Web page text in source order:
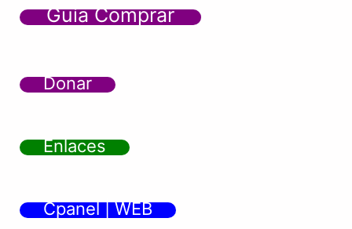
Guía Comprar
Donar
Enlaces
Cpanel | WEB